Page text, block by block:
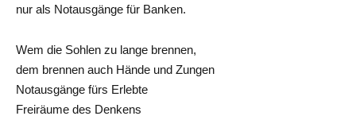
nur als Notausgänge für Banken.
Wem die Sohlen zu lange brennen,
dem brennen auch Hände und Zungen
Notausgänge fürs Erlebte
Freiräume des Denkens